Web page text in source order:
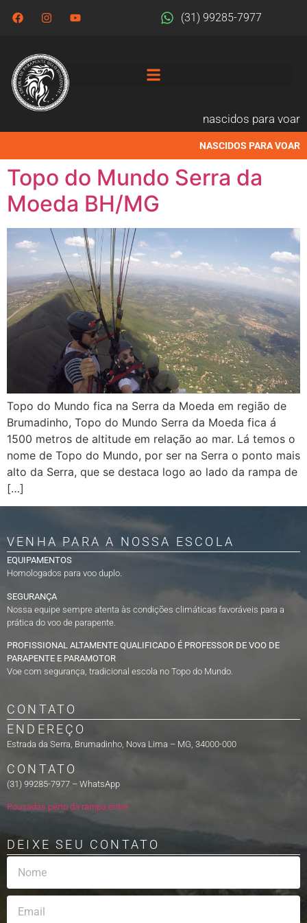
(31) 99285-7977
nascidos para voar
NASCIDOS PARA VOAR
Topo do Mundo Serra da
Moeda BH/MG
Topo do Mundo fica na Serra da Moeda em região de
Brumadinho, Topo do Mundo Serra da Moeda fica á
1500 metros de altitude em relação ao mar. Lá temos o
nome de Topo do Mundo, por ser na Serra o ponto mais
alto da Serra, que se destaca logo ao lado da rampa de
[…]
VENHA PARA A NOSSA ESCOLA
EQUIPAMENTOS
Homologados para voo duplo.
SEGURANÇA
Nossa equipe sempre atenta às condições climáticas favoráveis para a
prática do voo de parapente.
PROFISSIONAL ALTAMENTE QUALIFICADO É PROFESSOR DE VOO DE
PARAPENTE E PARAMOTOR
Voe com segurança, tradicional escola no Topo do Mundo.
CONTATO
ENDEREÇO
Estrada da Serra, Brumadinho, Nova Lima – MG, 34000-000
CONTATO
(31) 99285-7977 – WhatsApp
Pousadas perto da rampa entre
DEIXE SEU CONTATO